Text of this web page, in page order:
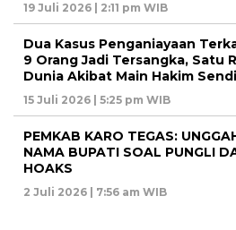
19 Juli 2026 | 2:11 pm WIB
Dua Kasus Penganiayaan
9 Orang Jadi Tersangka, Satu
Dunia Akibat Main Hakim
15 Juli 2026 | 5:25 pm WIB
PEMKAB KARO TEGAS:
NAMA BUPATI SOAL PUNGLI
HOAKS
2 Juli 2026 | 7:56 am WIB